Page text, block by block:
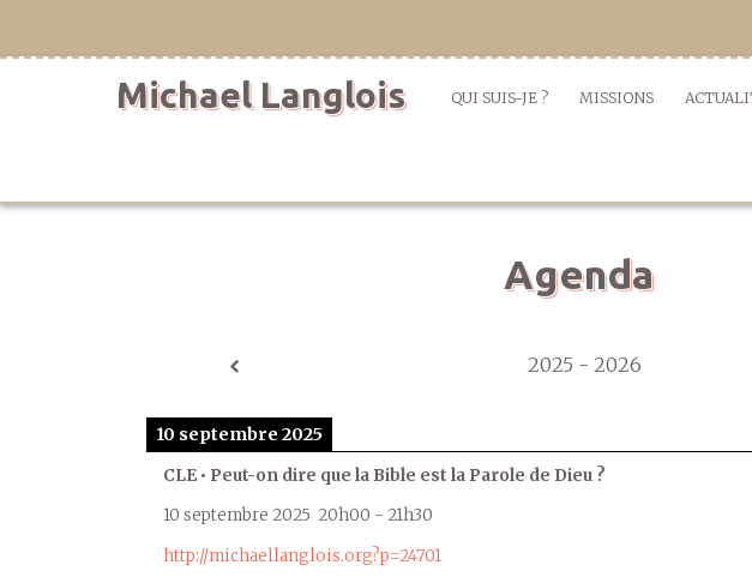
Michael Langlois QUI SUIS-JE ? MISSIONS
Agenda
2025 - 2026
10 septembre 2025
CLE • Peut-on dire que la Bible est la Parole de Dieu ?
10 septembre 2025 20h00 - 21h30
http://michaellanglois.org?p=24701